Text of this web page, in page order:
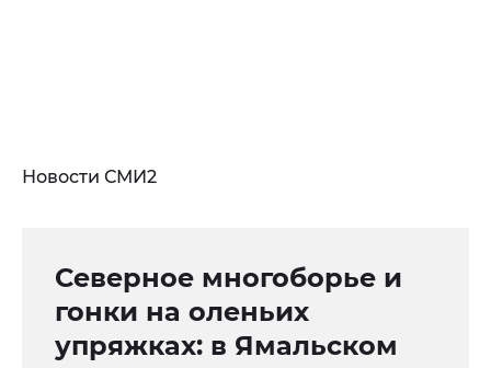
Новости СМИ2
Северное многоборье и
гонки на оленьих
упряжках: в Ямальском